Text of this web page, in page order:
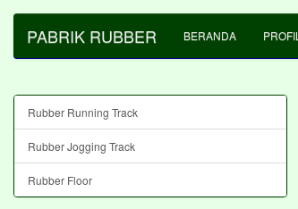
PABRIK RUBBER BERANDA PROFIL
Rubber Running Track
Rubber Jogging Track
Rubber Floor